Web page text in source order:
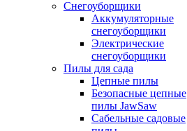
Снегоуборщики
Аккумуляторные
снегоуборщики
Электрические
снегоуборщики
Пилы для сада
Цепные пилы
Безопасные цепные
пилы JawSaw
Сабельные садовые